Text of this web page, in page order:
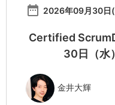
date_range 2026年09月30日
Certified
30日（水
金井大輝